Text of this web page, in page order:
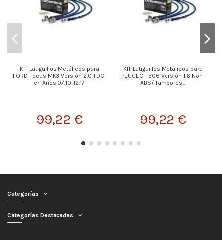
KIT Latiguillos Metálicos para
FORD Focus MK3 Versión 2.0 TDCi
en Años 07.10-12.17
99,22 €
KIT Latiguillos Metálicos para
PEUGEOT 306 Versión 1.6 Non-
ABS/"Tambores...
99,22 €
Categorías
Categorías Destacadas